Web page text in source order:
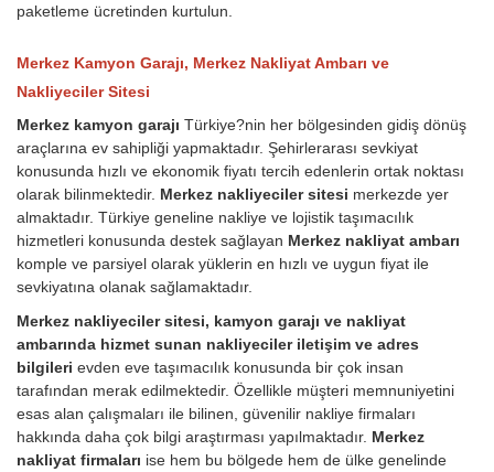
paketleme ücretinden kurtulun.
Merkez Kamyon Garajı, Merkez Nakliyat Ambarı ve
Nakliyeciler Sitesi
Merkez kamyon garajı Türkiye?nin her bölgesinden gidiş dönüş
araçlarına ev sahipliği yapmaktadır. Şehirlerarası sevkiyat
konusunda hızlı ve ekonomik fiyatı tercih edenlerin ortak noktası
olarak bilinmektedir. Merkez nakliyeciler sitesi merkezde yer
almaktadır. Türkiye geneline nakliye ve lojistik taşımacılık
hizmetleri konusunda destek sağlayan Merkez nakliyat ambarı
komple ve parsiyel olarak yüklerin en hızlı ve uygun fiyat ile
sevkiyatına olanak sağlamaktadır.
Merkez nakliyeciler sitesi, kamyon garajı ve nakliyat
ambarında hizmet sunan nakliyeciler iletişim ve adres
bilgileri evden eve taşımacılık konusunda bir çok insan
tarafından merak edilmektedir. Özellikle müşteri memnuniyetini
esas alan çalışmaları ile bilinen, güvenilir nakliye firmaları
hakkında daha çok bilgi araştırması yapılmaktadır. Merkez
nakliyat firmaları ise hem bu bölgede hem de ülke genelinde